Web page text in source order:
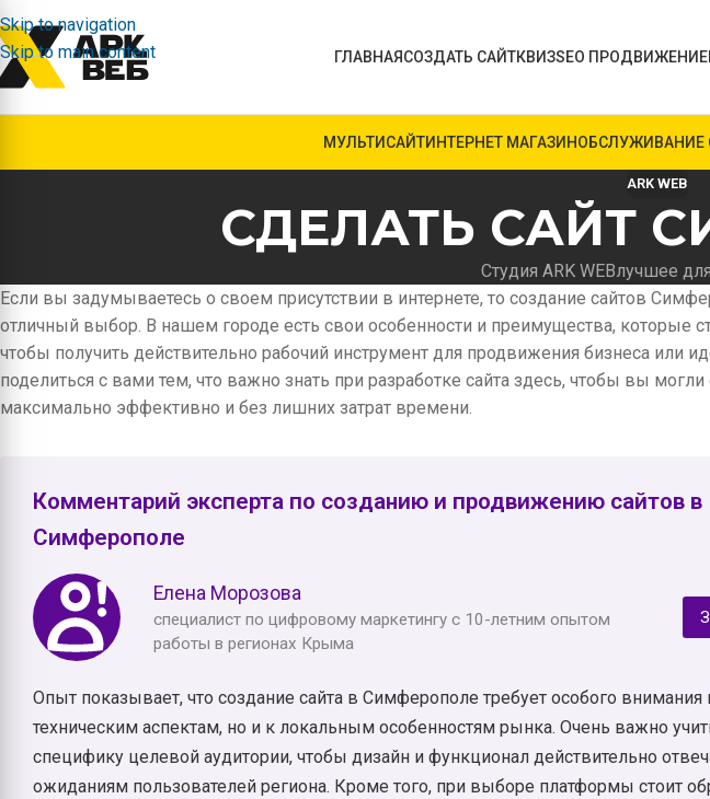
Skip to navigation
Skip to main content
ГЛАВНАЯСОЗДАТЬ САЙТКВИЗSEO ПРОДВИЖЕНИЕ
МУЛЬТИСАЙТИНТЕРНЕТ МАГАЗИНОБСЛУЖИВАНИЕ
ARK WEB
СДЕЛАТЬ САЙТ
Студия ARK WEBлучшее
Если вы задумываетесь о своем присутствии в интернете, то создание сайтов
отличный выбор. В нашем городе есть свои особенности и преимущества, которые
чтобы получить действительно рабочий инструмент для продвижения бизнеса или
поделиться с вами тем, что важно знать при разработке сайта здесь, чтобы вы могли
максимально эффективно и без лишних затрат времени.
Комментарий эксперта по созданию и продвижению сайтов в
Симферополе
Елена Морозова
специалист по цифровому маркетингу с 10-летним опытом
работы в регионах Крыма
Опыт показывает, что создание сайта в Симферополе требует особого внимания
техническим аспектам, но и к локальным особенностям рынка. Очень важно
специфику целевой аудитории, чтобы дизайн и функционал действительно
ожиданиям пользователей региона. Кроме того, при выборе платформы стоит